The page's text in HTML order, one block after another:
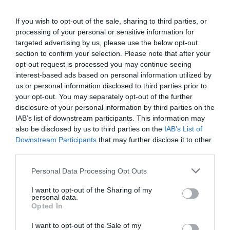
If you wish to opt-out of the sale, sharing to third parties, or
processing of your personal or sensitive information for
targeted advertising by us, please use the below opt-out
section to confirm your selection. Please note that after your
opt-out request is processed you may continue seeing
interest-based ads based on personal information utilized by
us or personal information disclosed to third parties prior to
your opt-out. You may separately opt-out of the further
disclosure of your personal information by third parties on the
IAB’s list of downstream participants. This information may
also be disclosed by us to third parties on the IAB’s List of
Downstream Participants that may further disclose it to other
Please note that this website/app uses one or more Google
not limited to your visit or usage behaviour. You may click to
grant or deny consent to Google and its third-party tags to
use your data for below specified purposes in below Google
consent section.
Personal Data Processing Opt Outs
I want to opt-out of the Sharing of my
personal data.
Opted In
I want to opt-out of the Sale of my
– Legyen mivel elverni az uradat, ha nem jól viselkedik –
magyarázta az énekes, aki nagyot kacagott, amikor
Pápai Joci (38) pénzesőt varázsolt Gabi feje fölé, ahogy az
a hagyományos roma lagzikon szokás.